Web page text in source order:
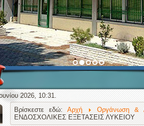
2026, 10:31.
Βρίσκεστε εδώ: Αρχή Οργάνωση &
ΕΝΔΟΣΧΟΛΙΚΕΣ ΕΞΕΤΑΣΕΙΣ ΛΥΚΕΙΟΥ